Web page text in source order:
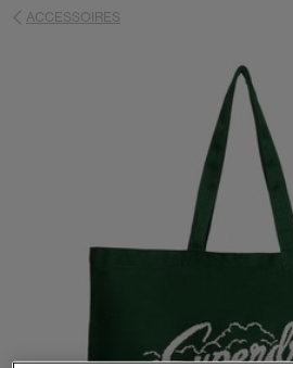
ACCESSOIRES